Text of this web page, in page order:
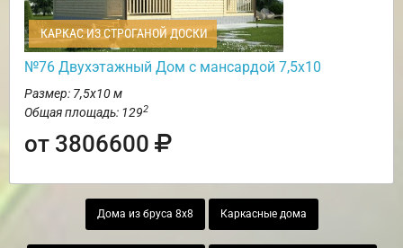
КАРКАС ИЗ СТРОГАНОЙ ДОСКИ
№76 Двухэтажный Дом с мансардой 7,5х10
Размер: 7,5х10 м
Общая площадь: 1292
от 3806600
Дома из бруса 8х8 Каркасные дома